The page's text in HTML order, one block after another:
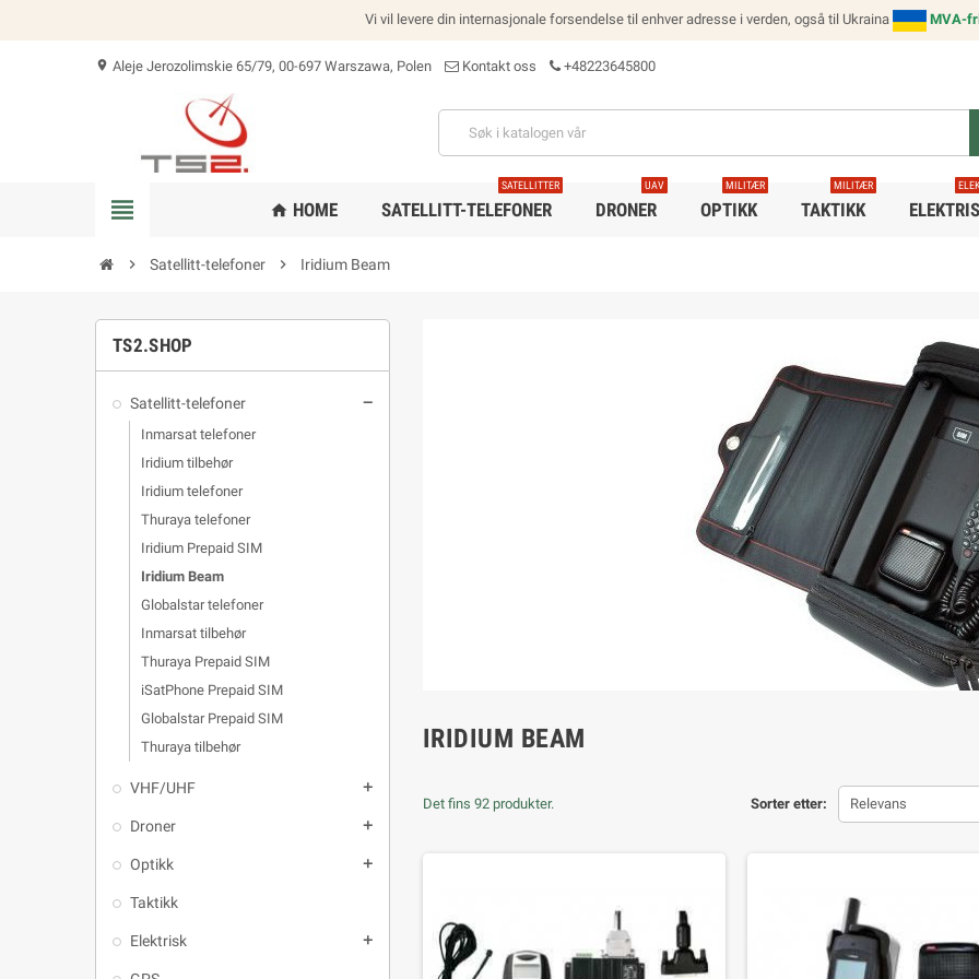
Vi vil levere din internasjonale forsendelse til enhver adresse i verden, også til Ukraina MVA-
location_on Aleje Jerozolimskie 65/79, 00-697 Warszawa, Polen Kontakt oss +48223645800
view_headline home HOME SATELLITT-TELEFONER
SATELLITTER
DRONER
UAV
OPTIKK
MILITÆR
TAKTIKK
MILITÆR
chevron_right Satellitt-telefoner chevron_right Iridium Beam
TS2.SHOP
Satellitt-telefoner remove
Inmarsat telefoner
Iridium tilbehør
Iridium telefoner
Thuraya telefoner
Iridium Prepaid SIM
Iridium Beam
Globalstar telefoner
Inmarsat tilbehør
Thuraya Prepaid SIM
iSatPhone Prepaid SIM
Globalstar Prepaid SIM
Thuraya tilbehør
VHF/UHF add
Droner add
Optikk add
Taktikk
Elektrisk add
IRIDIUM BEAM
Sorter etter: Relevans
Det fins 92 produkter.